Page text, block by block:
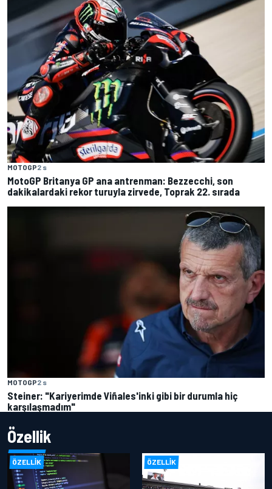
MOTOGP2 s
MotoGP Britanya GP ana antrenman: Bezzecchi, son
dakikalardaki rekor turuyla zirvede, Toprak 22. sırada
MOTOGP2 s
Steiner: "Kariyerimde Viñales'inki gibi bir durumla hiç
karşılaşmadım"
Özellik
ÖZELLIK ÖZELLIK